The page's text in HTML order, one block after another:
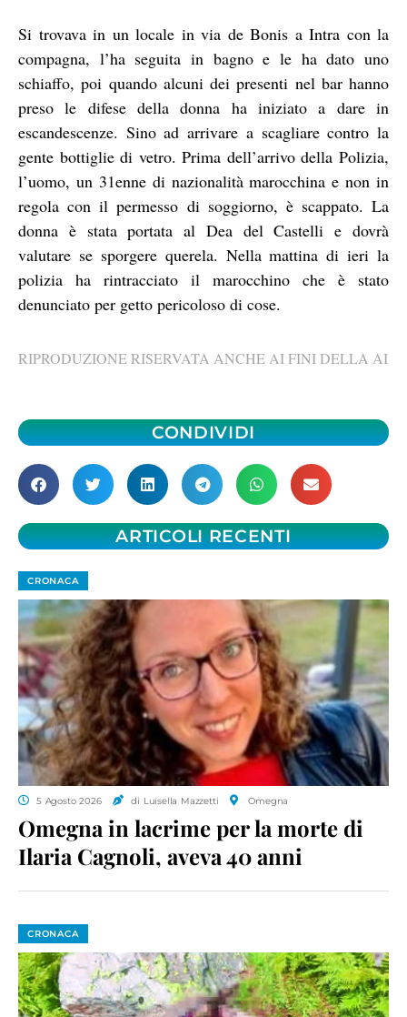
Si trovava in un locale in via de Bonis a Intra con la
compagna, l’ha seguita in bagno e le ha dato uno
schiaffo, poi quando alcuni dei presenti nel bar hanno
preso le difese della donna ha iniziato a dare in
escandescenze. Sino ad arrivare a scagliare contro la
gente bottiglie di vetro. Prima dell’arrivo della Polizia,
l’uomo, un 31enne di nazionalità marocchina e non in
regola con il permesso di soggiorno, è scappato. La
donna è stata portata al Dea del Castelli e dovrà
valutare se sporgere querela. Nella mattina di ieri la
polizia ha rintracciato il marocchino che è stato
denunciato per getto pericoloso di cose.
RIPRODUZIONE RISERVATA ANCHE AI FINI DELLA AI
CONDIVIDI
ARTICOLI RECENTI
CRONACA
5 Agosto 2026 di Luisella Mazzetti Omegna
Omegna in lacrime per la morte di
Ilaria Cagnoli, aveva 40 anni
CRONACA